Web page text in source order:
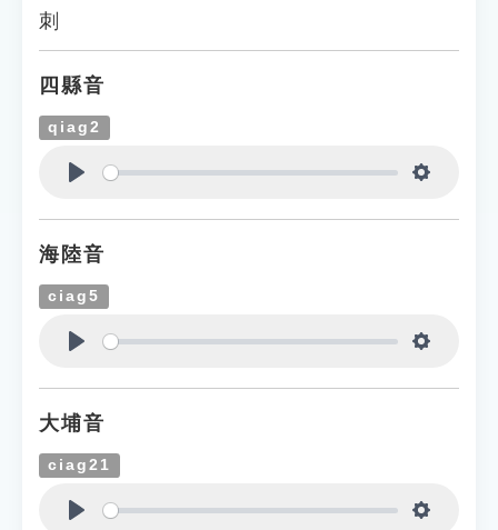
刺
四縣音
qiag2
海陸音
ciag5
大埔音
ciag21